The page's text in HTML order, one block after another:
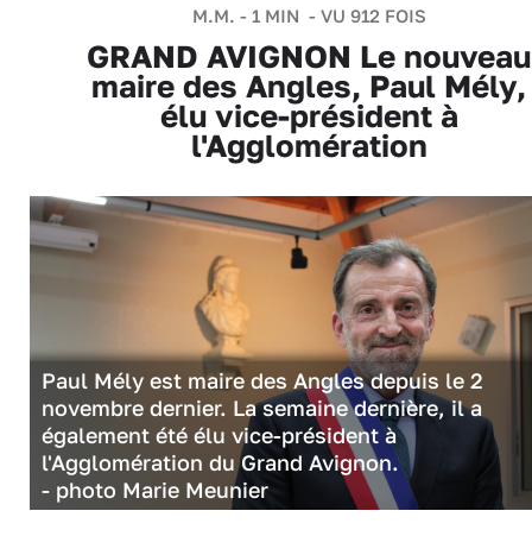
M.M. - 1 MIN - VU 912 FOIS
GRAND AVIGNON Le nouveau
maire des Angles, Paul Mély,
élu vice-président à
l'Agglomération
Paul Mély est maire des Angles depuis le 2
novembre dernier. La semaine dernière, il a
également été élu vice-président à
l'Agglomération du Grand Avignon.
- photo Marie Meunier